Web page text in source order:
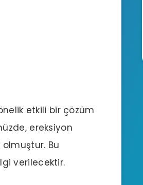
etkili bir çözüm
ereksiyon
Bu
verilecektir.